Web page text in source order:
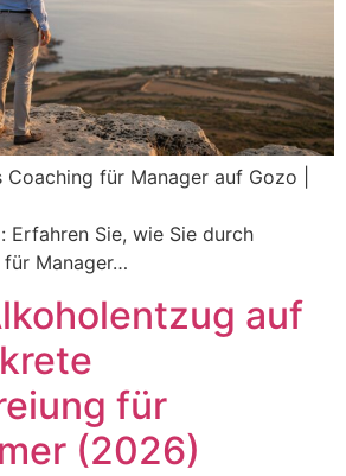
Coaching für Manager auf Gozo |
Erfahren Sie, wie Sie durch
für Manager…
auf
für
(2026)